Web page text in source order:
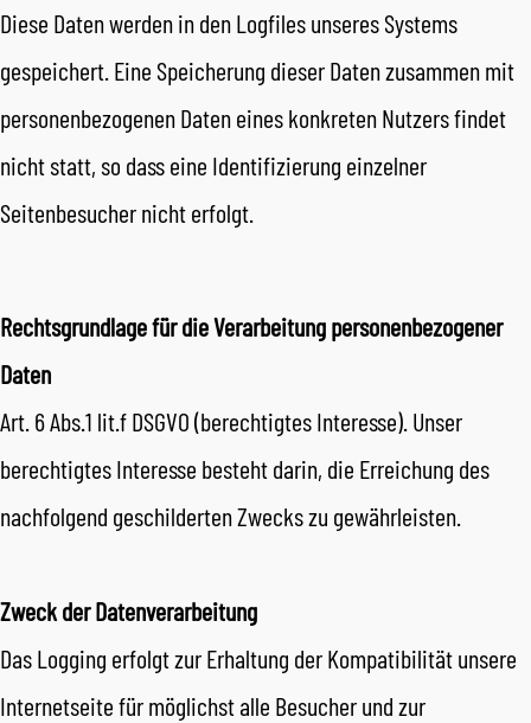
Diese Daten werden in den Logfiles unseres Systems
gespeichert. Eine Speicherung dieser Daten zusammen mit
personenbezogenen Daten eines konkreten Nutzers findet
nicht statt, so dass eine Identifizierung einzelner
Seitenbesucher nicht erfolgt.
Rechtsgrundlage für die Verarbeitung personenbezogener
Daten
Art. 6 Abs.1 lit.f DSGVO (berechtigtes Interesse). Unser
berechtigtes Interesse besteht darin, die Erreichung des
nachfolgend geschilderten Zwecks zu gewährleisten.
Zweck der Datenverarbeitung
Das Logging erfolgt zur Erhaltung der Kompatibilität unsere
Internetseite für möglichst alle Besucher und zur